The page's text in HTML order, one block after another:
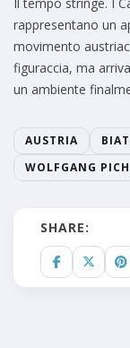
rappresentano un
movimento
figuraccia, ma
un ambiente
AUSTRIA
WOLFGANG
SHARE: